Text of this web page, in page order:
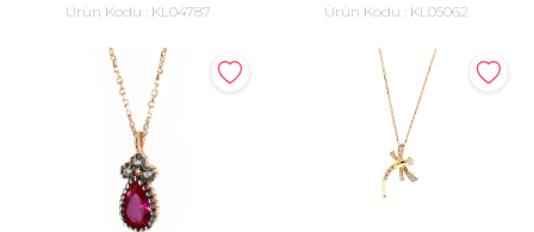
Ürün Kodu : KL04787 Ürün Kodu : KL05062